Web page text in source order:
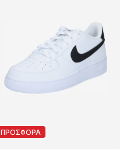
ΠΡΟΣΦΟΡΑ